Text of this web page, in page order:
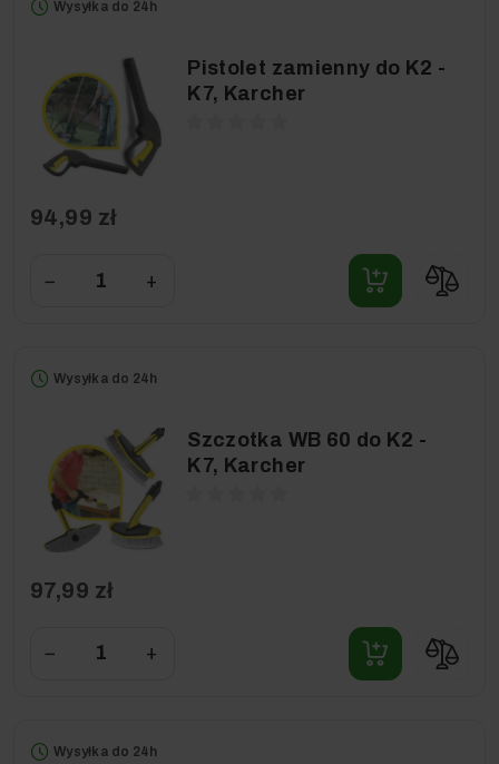
Wysyłka do 24h
Pistolet zamienny do K2 -
K7, Karcher
94,99 zł
− +
Wysyłka do 24h
Szczotka WB 60 do K2 -
K7, Karcher
97,99 zł
− +
Wysyłka do 24h